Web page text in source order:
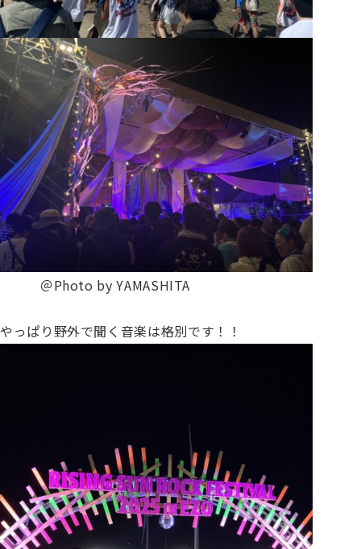
＠Photo by YAMASHITA
やっぱり野外で聞く音楽は格別です！！